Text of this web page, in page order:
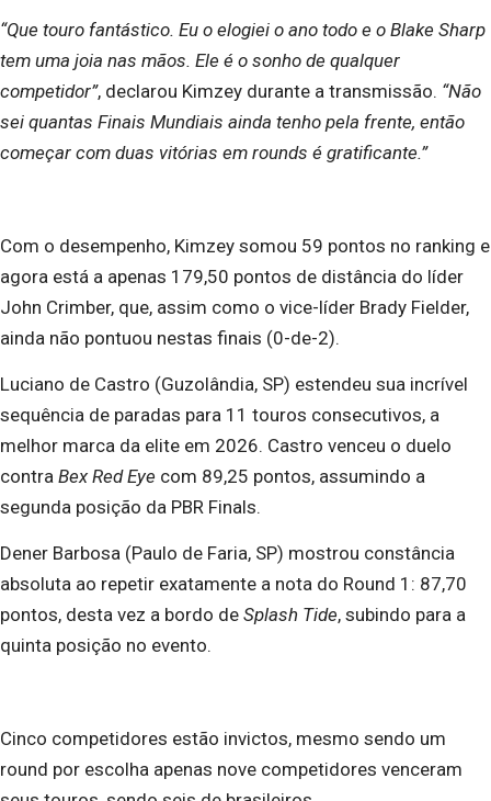
“Que touro fantástico. Eu o elogiei o ano todo e o Blake Sharp
tem uma joia nas mãos. Ele é o sonho de qualquer
competidor”, declarou Kimzey durante a transmissão. “Não
sei quantas Finais Mundiais ainda tenho pela frente, então
começar com duas vitórias em rounds é gratificante.”
Com o desempenho, Kimzey somou 59 pontos no ranking e
agora está a apenas 179,50 pontos de distância do líder
John Crimber, que, assim como o vice-líder Brady Fielder,
ainda não pontuou nestas finais (0-de-2).
Luciano de Castro (Guzolândia, SP) estendeu sua incrível
sequência de paradas para 11 touros consecutivos, a
melhor marca da elite em 2026. Castro venceu o duelo
contra Bex Red Eye com 89,25 pontos, assumindo a
segunda posição da PBR Finals.
Dener Barbosa (Paulo de Faria, SP) mostrou constância
absoluta ao repetir exatamente a nota do Round 1: 87,70
pontos, desta vez a bordo de Splash Tide, subindo para a
quinta posição no evento.
Cinco competidores estão invictos, mesmo sendo um
round por escolha apenas nove competidores venceram